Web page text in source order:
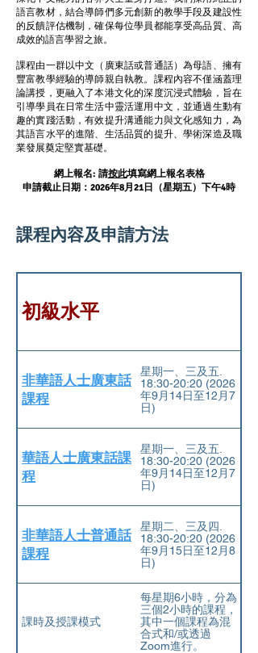
和
和
語言教材，結合導師們多元創新的教學手段及建設性
的反饋評估機制，確保每位學員都能享受高品質、高
成效的語言學習之旅。
課程由一群以中文（廣東話或普通話）為母語、擁有
豐富教學經驗的導師親自執教。課程內容不僅涵蓋理
論講授，更融入了本港文化的深度沉浸式體驗，旨在
引導學員在日常生活中靈活運用中文，並通過生動有
趣的實踐活動，有效提升溝通能力與文化感知力，為
其語言水平的進階、生活品質的提升、學術深造及職
業發展奠定堅實基礎。
網上報名: 請按此填寫網上報名表格
申請截止日期：2026年8月21日（星期五）下午4時
課程內容及申請方法
初級水平
非華語人士廣東話
課程
星期一、三及五.
18:30-20:20 (2026
年9⽉14⽇⾄12⽉7
⽇)
華語人士廣東話課
程
星期一、三及五.
18:30-20:20 (2026
年9⽉14⽇⾄12⽉7
⽇)
非華語人士普通話
課程
星期二、三及四.
18:30-20:20 (2026
年9⽉15⽇⾄12⽉8
⽇)
課時及授課模式
每星期6小時，分為
三個2小時的課程，
其中一個課程為混
合式和/或透過
Zoom進行。